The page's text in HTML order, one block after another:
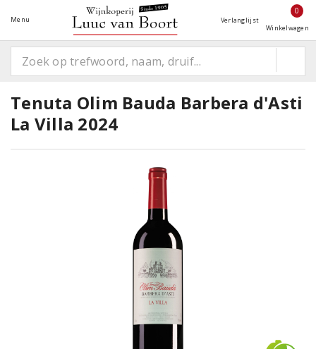
Menu Verlanglijst
0
Winkelwagen
Tenuta Olim Bauda Barbera d'Asti
La Villa 2024